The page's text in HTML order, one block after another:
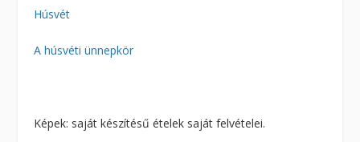
Húsvét
A húsvéti ünnepkör
Képek: saját készítésű ételek saját felvételei.